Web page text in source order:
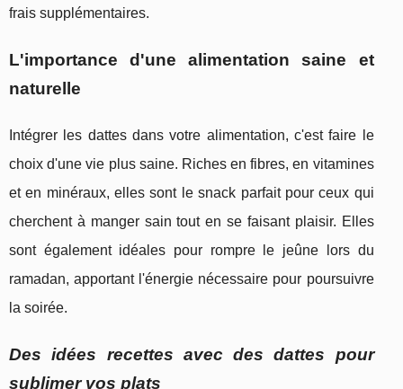
frais supplémentaires.
L'importance d'une alimentation saine et
naturelle
Intégrer les dattes dans votre alimentation, c'est faire le
choix d'une vie plus saine. Riches en fibres, en vitamines
et en minéraux, elles sont le snack parfait pour ceux qui
cherchent à manger sain tout en se faisant plaisir. Elles
sont également idéales pour rompre le jeûne lors du
ramadan, apportant l'énergie nécessaire pour poursuivre
la soirée.
Des idées recettes avec des dattes pour
sublimer vos plats